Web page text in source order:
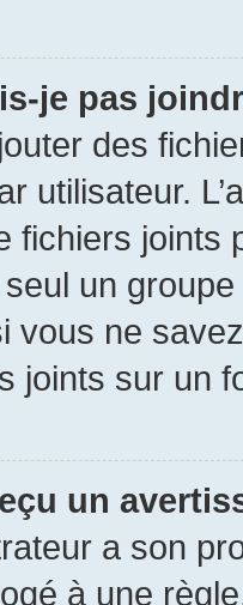
je pas
des
utilisateur.
fichiers
un
vous ne
joints sur un
un
a son
à une